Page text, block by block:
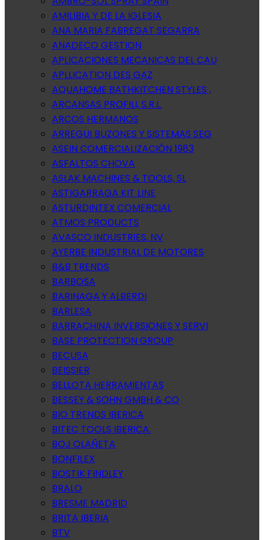
AMILIBIA Y DE LA IGLESIA
ANA MARIA FABREGAT SEGARRA
ANADECO GESTION
APLICACIONES MECANICAS DEL CAU
APLLICATION DES GAZ
AQUAHOME BATHKITCHEN STYLES ,
ARCANSAS PROFILI, S.R.L.
ARCOS HERMANOS
ARREGUI BUZONES Y SISTEMAS SEG
ASEIN COMERCIALIZACIÓN 1983
ASFALTOS CHOVA
ASLAK MACHINES & TOOLS, SL
ASTIGARRAGA KIT LINE
ASTURDINTEX COMERCIAL
ATMOS PRODUCTS
AVASCO INDUSTRIES, NV
AYERBE INDUSTRIAL DE MOTORES
B&B TRENDS
BARBOSA
BARINAGA Y ALBERDI
BARLESA
BARRACHINA INVERSIONES Y SERVI
BASE PROTECTION GROUP
BECUSA
BEISSIER
BELLOTA HERRAMIENTAS
BESSEY & SOHN GMBH & CO
BIO TRENDS IBERICA
BITEC TOOLS IBERICA.
BOJ OLAÑETA
BONFILEX
BOSTIK FINDLEY
BRALO
BRESME MADRID
BRITA IBERIA
BTV